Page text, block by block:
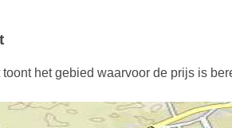
het gebied waarvoor de prijs is